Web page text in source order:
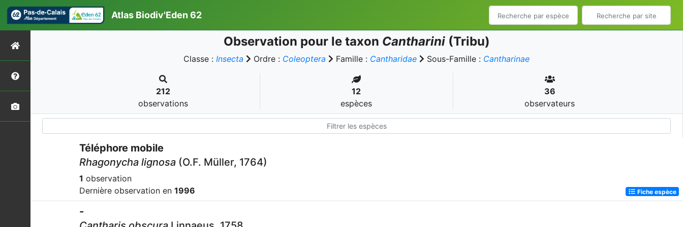
Atlas Biodiv'Eden 62
Observation pour le taxon Cantharini(Tribu)
Classe : Insecta Ordre : Coleoptera Famille : Cantharidae Sous-Famille : Cantharinae
212
observations
12
espèces
36
observateurs
Téléphore mobile
Rhagonycha lignosa (O.F. Müller, 1764)
1 observation
Dernière observation en 1996 Fiche espèce
-